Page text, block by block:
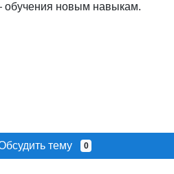
обучения новым навыкам.
тему 0